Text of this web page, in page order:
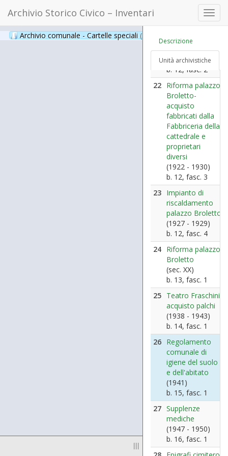
Archivio Storico Civico – Inventari
Archivio comunale - Cartelle speciali (397)
|||
Descrizione
Unità archivistiche
b. 12, fasc. 1
21 Appalto per i
lavori di riforma
palazzo Broletto
(1926 - 1934)
b. 12, fasc. 2
22 Riforma palazzo
Broletto-
acquisto
fabbricati dalla
Fabbriceria della
cattedrale e
proprietari
diversi
(1922 - 1930)
b. 12, fasc. 3
23 Impianto di
riscaldamento
palazzo Broletto
(1927 - 1929)
b. 12, fasc. 4
24 Riforma palazzo
Broletto
(sec. XX)
b. 13, fasc. 1
25 Teatro Fraschini:
acquisto palchi
(1938 - 1943)
b. 14, fasc. 1
26 Regolamento
comunale di
igiene del suolo
e dell'abitato
(1941)
b. 15, fasc. 1
27 Supplenze
mediche
(1947 - 1950)
b. 16, fasc. 1